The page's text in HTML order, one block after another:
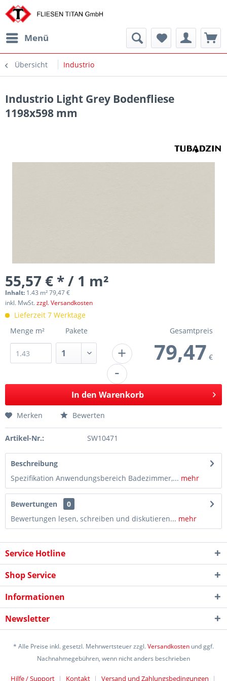
Menü
Übersicht Industrio
Industrio Light Grey Bodenfliese
1198x598 mm
55,57 € * / 1 m²
Inhalt: 1.43 m² 79,47 €
inkl. MwSt.zzgl. Versandkosten
Lieferzeit 7 Werktage
Menge m²
Pakete
+
-
Gesamtpreis
79,47 €
In den Warenkorb
Merken Bewerten
Artikel-Nr.: SW10471
Beschreibung
Spezifikation Anwendungsbereich Badezimmer,... mehr
Bewertungen
0
Bewertungen lesen, schreiben und diskutieren... mehr
Service Hotline
Shop Service
Informationen
Newsletter
* Alle Preise inkl. gesetzl. Mehrwertsteuer zzgl.Versandkosten und ggf.
Nachnahmegebühren, wenn nicht anders beschrieben
Hilfe / Support Kontakt Versand und Zahlungsbedingungen